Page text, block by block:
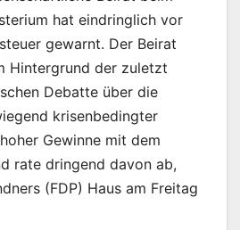
hat eindringlich vor
gewarnt. Der Beirat
Hintergrund der zuletzt
Debatte über die
krisenbedingter
Gewinne mit dem
rate dringend davon ab,
(FDP) Haus am Freitag